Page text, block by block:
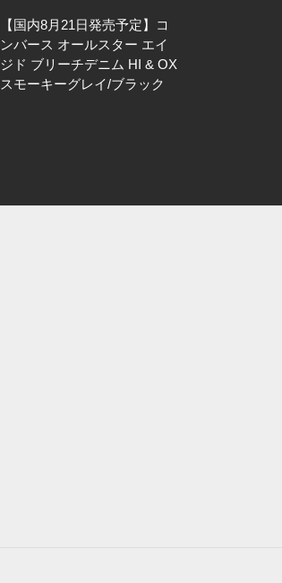
【国内8月21日発売予定】コ
ンバース オールスター エイ
ジド ブリーチデニム HI & OX
スモーキーグレイ/ブラック